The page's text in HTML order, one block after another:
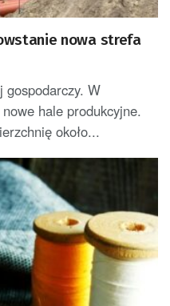
nowa strefa
gospodarczy. W
hale produkcyjne.
około...